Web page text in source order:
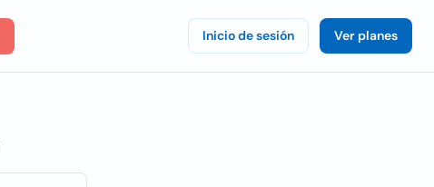
Inicio de sesión Ver planes